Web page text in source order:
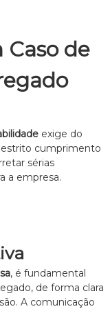
de
exige do
cumprimento
sérias
a empresa.
, é fundamental
de forma clara
A comunicação